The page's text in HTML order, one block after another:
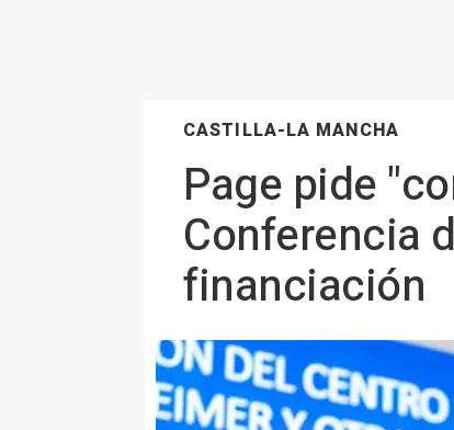
CASTILLA-LA MANCHA
Page pide
Conferencia
financiación